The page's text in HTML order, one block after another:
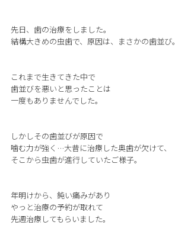
先日、歯の治療をしました。
結構大きめの虫歯で、原因は、まさかの歯並び。
これまで生きてきた中で
歯並びを悪いと思ったことは
一度もありませんでした。
しかしその歯並びが原因で
噛む力が強く…大昔に治療した奥歯が欠けて、
そこから虫歯が進行していたご様子。
年明けから、鈍い痛みがあり
やっと治療の予約が取れて
先週治療してもらいました。